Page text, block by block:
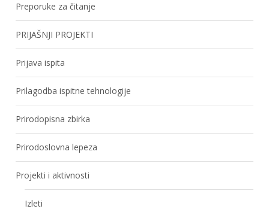
Preporuke za čitanje
PRIJAŠNJI PROJEKTI
Prijava ispita
Prilagodba ispitne tehnologije
Prirodopisna zbirka
Prirodoslovna lepeza
Projekti i aktivnosti
Izleti